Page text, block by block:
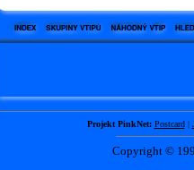
Projekt PinkNet: Postcard|
Copyright ©